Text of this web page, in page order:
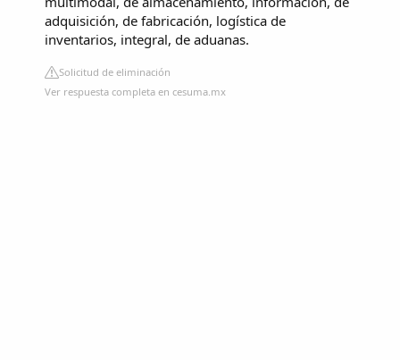
adquisición, de fabricación, logística de
inventarios, integral, de aduanas.
Solicitud de eliminación
Ver respuesta completa en cesuma.mx